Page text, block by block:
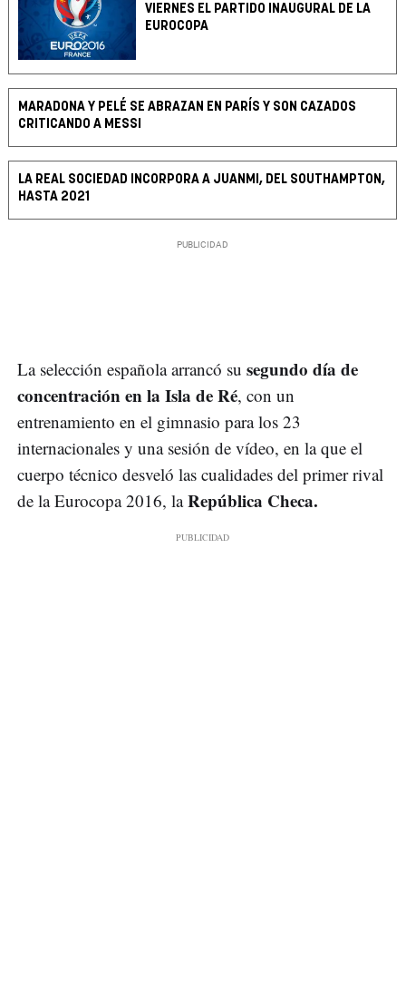
VIERNES EL PARTIDO INAUGURAL DE LA
EUROCOPA
MARADONA Y PELÉ SE ABRAZAN EN PARÍS Y SON CAZADOS
CRITICANDO A MESSI
LA REAL SOCIEDAD INCORPORA A JUANMI, DEL SOUTHAMPTON,
HASTA 2021
La selección española arrancó su segundo día de
concentración en la Isla de Ré, con un
entrenamiento en el gimnasio para los 23
internacionales y una sesión de vídeo, en la que el
cuerpo técnico desveló las cualidades del primer rival
de la Eurocopa 2016, laRepública Checa.